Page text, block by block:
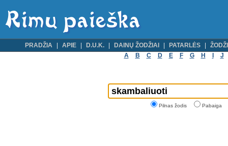
PRADŽIA APIE D.U.K. DAINŲ ŽODŽIAI PATARLĖS
A
B C D E F G H J
Pilnas žodis Pabaiga